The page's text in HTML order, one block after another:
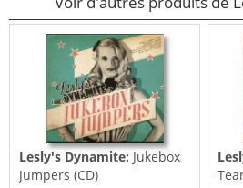
Lesly's Dynamite: Jukebox
Jumpers (CD)